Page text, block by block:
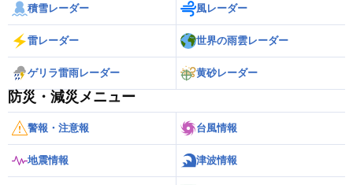
積雪レーダー 風レーダー
雷レーダー 世界の雨雲レーダー
ゲリラ雷雨レーダー 黄砂レーダー
防災・減災メニュー
警報・注意報 台風情報
地震情報 津波情報